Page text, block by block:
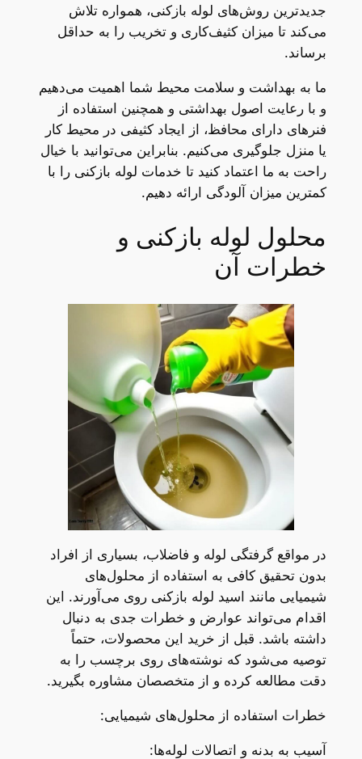
جدیدترین روش‌های لوله بازکنی، همواره تلاش
می‌کند تا میزان کثیف‌کاری و تخریب را به حداقل
برساند.
ما به بهداشت و سلامت محیط شما اهمیت می‌دهیم
و با رعایت اصول بهداشتی و همچنین استفاده از
فنرهای دارای محافظ، از ایجاد کثیفی در محیط کار
یا منزل جلوگیری می‌کنیم. بنابراین می‌توانید با خیال
راحت به ما اعتماد کنید تا خدمات لوله بازکنی را با
کمترین میزان آلودگی ارائه دهیم.
محلول لوله بازکنی و
خطرات آن
در مواقع گرفتگی لوله و فاضلاب، بسیاری از افراد
بدون تحقیق کافی به استفاده از محلول‌های
شیمیایی مانند اسید لوله بازکنی روی می‌آورند. این
اقدام می‌تواند عوارض و خطرات جدی به دنبال
داشته باشد. قبل از خرید این محصولات، حتماً
توصیه می‌شود که نوشته‌های روی برچسب را به
دقت مطالعه کرده و از متخصصان مشاوره بگیرید.
خطرات استفاده از محلول‌های شیمیایی:
آسیب به بدنه و اتصالات لوله‌ها: